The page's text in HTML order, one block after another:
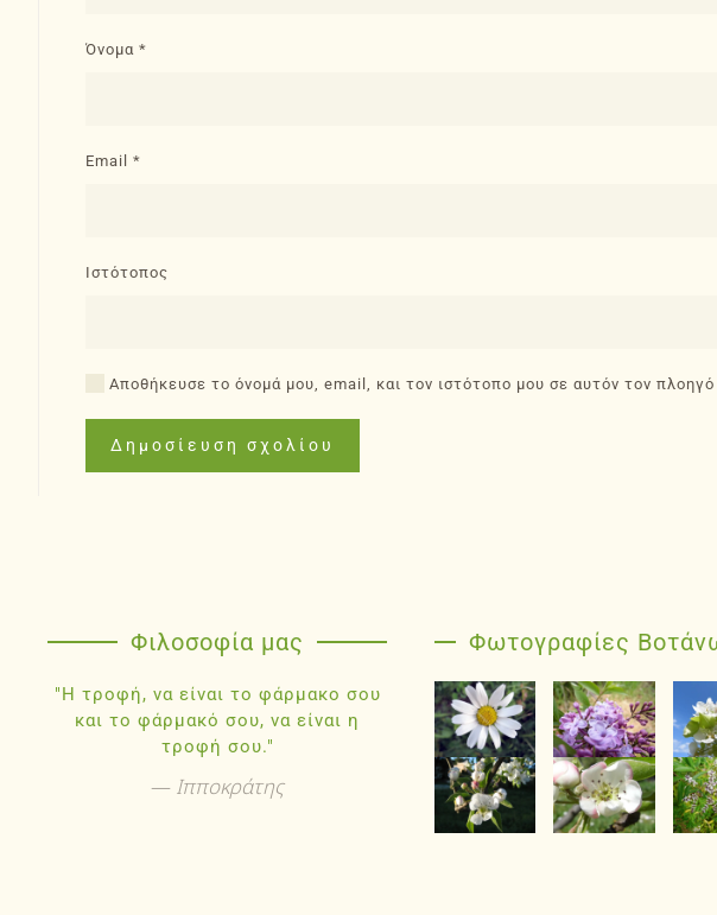
Όνομα *
Email *
Ιστότοπος
Αποθήκευσε το όνομά μου, email, και τον ιστότοπο μου σε αυτόν τον
Δημοσίευση σχολίου
Φιλοσοφία μας
"Η τροφή, να είναι το φάρμακο σου
και το φάρμακό σου, να είναι η
τροφή σου."
Ιπποκράτης
Φωτογραφίες